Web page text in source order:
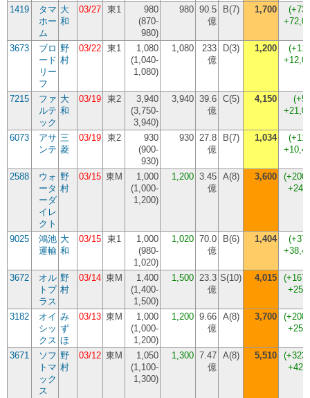
1419
タマ
ホー
ム
大
和
03/27 東1
980
(870-
980)
980 90.5
億
B(7) 1,700 (
3673
ブロ
ード
リー
フ
野
村
03/22 東1
1,080
(1,040-
1,080)
1,080
233
億
D(3) 1,200 (
7215
ファ
ルテ
ック
大
和
03/19 東2
3,940
(3,750-
3,940)
3,940 39.6
億
C(5) 4,150 (
6073
アサ
ンテ
三
菱
03/19 東2
930
(900-
930)
930 27.8
億
B(7) 1,034 (
2588
ウォ
ータ
ーダ
イレ
クト
野
村
03/15 東M
1,000
(1,000-
1,200)
1,200 3.45
億
A(8) 3,600 (
9025
鴻池
運輸
大
和
03/15 東1
1,000
(980-
1,020)
1,020 70.0
億
B(6) 1,404 (
3672
オル
トプ
ラス
野
村
03/14 東M
1,400
(1,400-
1,500)
1,500 23.3
億
S(10) 4,015 (
3182
オイ
シッ
クス
み
ず
ほ
03/13 東M
1,000
(1,000-
1,200)
1,200 9.66
億
A(8) 3,700 (
3671
ソフ
トマ
ック
ス
野
村
03/12 東M
1,050
(1,100-
1,300)
1,300 7.47
億
A(8) 5,510 (